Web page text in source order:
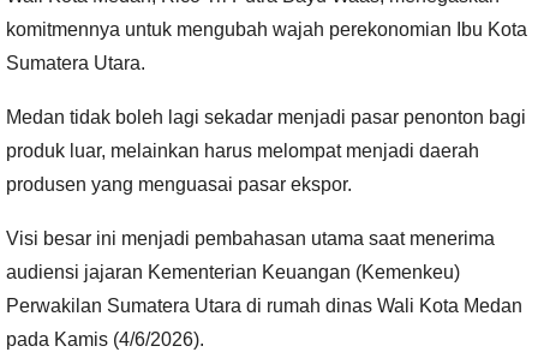
komitmennya untuk mengubah wajah perekonomian Ibu Kota
Sumatera Utara.
Medan tidak boleh lagi sekadar menjadi pasar penonton bagi
produk luar, melainkan harus melompat menjadi daerah
produsen yang menguasai pasar ekspor.
Visi besar ini menjadi pembahasan utama saat menerima
audiensi jajaran Kementerian Keuangan (Kemenkeu)
Perwakilan Sumatera Utara di rumah dinas Wali Kota Medan
pada Kamis (4/6/2026).